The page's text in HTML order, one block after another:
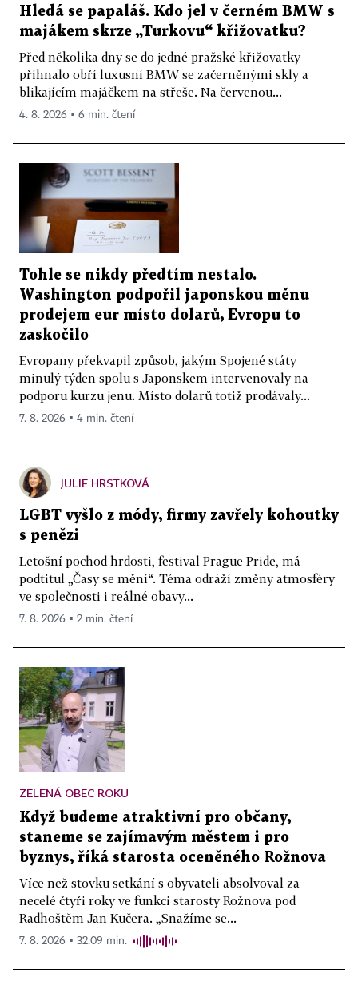
Hledá se papaláš. Kdo jel v černém BMW s
majákem skrze „Turkovu“ křižovatku?
Před několika dny se do jedné pražské křižovatky
přihnalo obří luxusní BMW se začerněnými skly a
blikajícím majáčkem na střeše. Na červenou...
4. 8. 2026 ▪ 6 min. čtení
Tohle se nikdy předtím nestalo.
Washington podpořil japonskou měnu
prodejem eur místo dolarů, Evropu to
zaskočilo
Evropany překvapil způsob, jakým Spojené státy
minulý týden spolu s Japonskem intervenovaly na
podporu kurzu jenu. Místo dolarů totiž prodávaly...
7. 8. 2026 ▪ 4 min. čtení
JULIE HRSTKOVÁ
LGBT vyšlo z módy, firmy zavřely kohoutky
s penězi
Letošní pochod hrdosti, festival Prague Pride, má
podtitul „Časy se mění“. Téma odráží změny atmosféry
ve společnosti i reálné obavy...
7. 8. 2026 ▪ 2 min. čtení
ZELENÁ OBEC ROKU
Když budeme atraktivní pro občany,
staneme se zajímavým městem i pro
byznys, říká starosta oceněného Rožnova
Více než stovku setkání s obyvateli absolvoval za
necelé čtyři roky ve funkci starosty Rožnova pod
Radhoštěm Jan Kučera. „Snažíme se...
7. 8. 2026 ▪ 32:09 min.